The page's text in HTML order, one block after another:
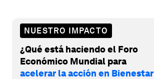
NUESTRO IMPACTO
¿Qué está haciendo el Foro
Económico Mundial para
acelerar la acción en Bienestar